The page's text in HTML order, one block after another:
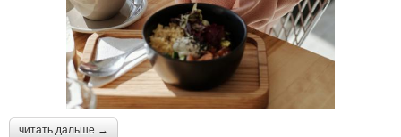
читать дальше →